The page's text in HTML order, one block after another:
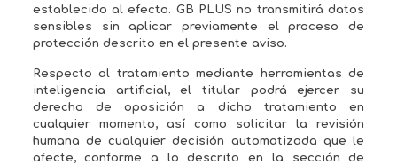
establecido al efecto. GB PLUS no transmitirá datos
sensibles sin aplicar previamente el proceso de
protección descrito en el presente aviso.
Respecto al tratamiento mediante herramientas de
inteligencia artificial, el titular podrá ejercer su
derecho de oposición a dicho tratamiento en
cualquier momento, así como solicitar la revisión
humana de cualquier decisión automatizada que le
afecte, conforme a lo descrito en la sección de